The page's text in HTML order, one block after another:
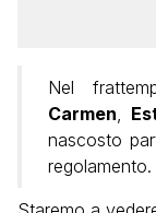
Nel
Carmen,
nascosto
regolamento.